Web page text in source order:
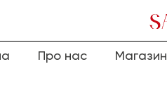
Про нас Магазин